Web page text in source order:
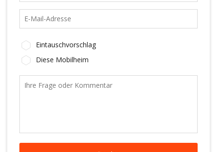
Eintauschvorschlag
Diese Mobilheim